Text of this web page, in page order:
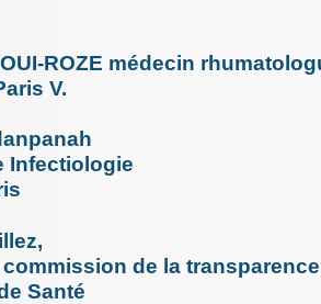
ROZE médecin
V.
Infectiologie
de la transparence
Santé